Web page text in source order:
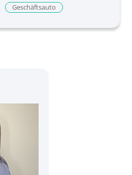
Geschäftsauto